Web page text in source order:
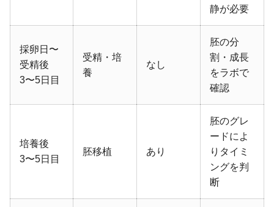
静が必要
採卵日〜
受精後
3〜5日目
受精・培
養
なし
胚の分
割・成長
をラボで
確認
培養後
3〜5日目
胚移植 あり
胚のグレ
ードによ
りタイミ
ングを判
断